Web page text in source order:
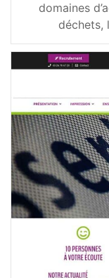
domaines
déchets,